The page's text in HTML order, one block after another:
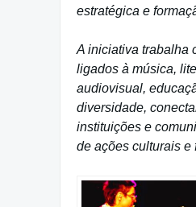
estratégica e
A iniciativa trabalha
ligados à música,
audiovisual,
diversidade,
instituições e
de ações culturais e